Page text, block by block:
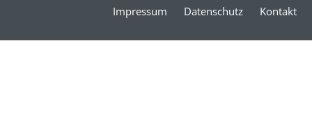
Impressum
Datenschutz Kontakt